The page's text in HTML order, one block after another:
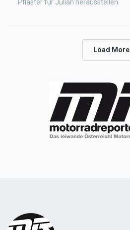
Pflaster für Julian herausstellen.
Load More